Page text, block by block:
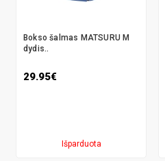
Bokso šalmas MATSURU M
dydis..
29.95€
Išparduota